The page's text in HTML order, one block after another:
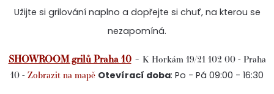
Užijte si grilování naplno a dopřejte si chuť, na kterou se
nezapomíná.
SHOWROOM grilů Praha 10- K Horkám 19/21 102 00 - Praha
10 - Zobrazit na mapě Otevírací doba: Po - Pá 09:00 - 16:30